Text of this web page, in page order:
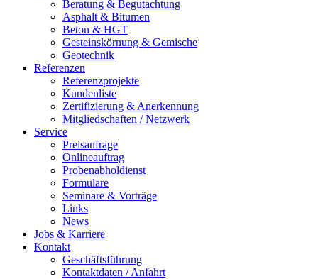
Beratung & Begutachtung
Asphalt & Bitumen
Beton & HGT
Gesteinskörnung & Gemische
Geotechnik
Referenzen
Referenzprojekte
Kundenliste
Zertifizierung & Anerkennung
Mitgliedschaften / Netzwerk
Service
Preisanfrage
Onlineauftrag
Probenabholdienst
Formulare
Seminare & Vorträge
Links
News
Jobs & Karriere
Kontakt
Geschäftsführung
Kontaktdaten / Anfahrt